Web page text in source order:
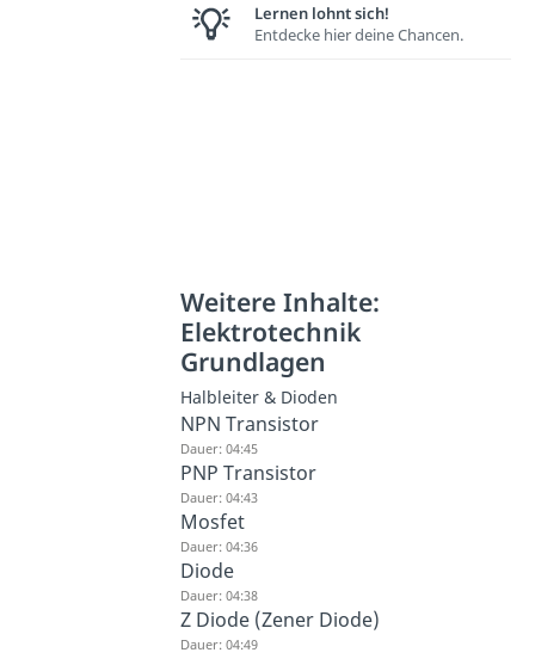
Lernen lohnt sich!
Entdecke hier deine Chancen.
Weitere Inhalte:
Elektrotechnik
Grundlagen
Halbleiter & Dioden
NPN Transistor
Dauer: 04:45
PNP Transistor
Dauer: 04:43
Mosfet
Dauer: 04:36
Diode
Dauer: 04:38
Z Diode (Zener Diode)
Dauer: 04:49